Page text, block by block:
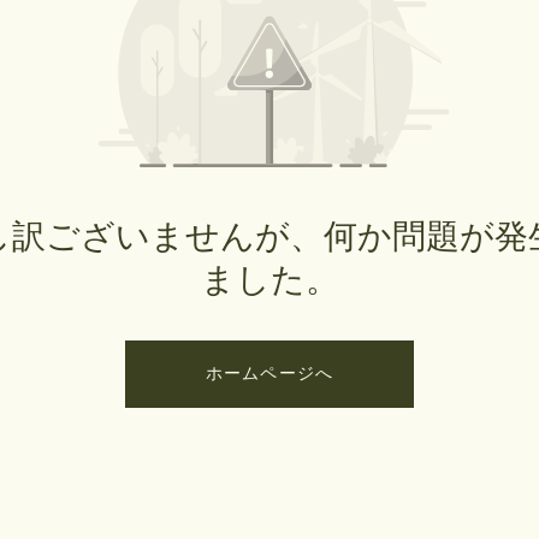
訳ございませんが、何か問題が発
ました。
ホームページへ